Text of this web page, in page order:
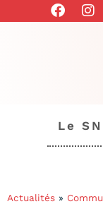
Le
Actualités »